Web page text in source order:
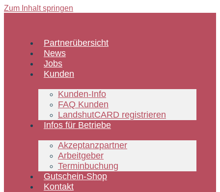
Zum Inhalt springen
Partnerübersicht
News
Jobs
Kunden
Kunden-Info
FAQ Kunden
LandshutCARD registrieren
Infos für Betriebe
Akzeptanzpartner
Arbeitgeber
Terminbuchung
Gutschein-Shop
Kontakt